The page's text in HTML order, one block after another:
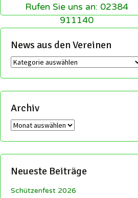
Rufen Sie uns an: 02384
911140
News aus den Vereinen
News
Vereinen
Archiv
Archiv
Neueste Beiträge
Schützenfest 2026